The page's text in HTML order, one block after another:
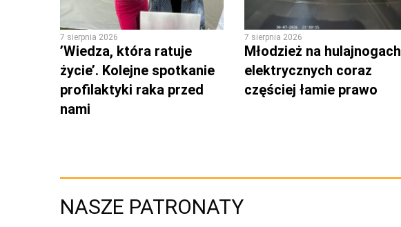
7 sierpnia 2026
’Wiedza, która ratuje
życie’. Kolejne spotkanie
profilaktyki raka przed
nami
7 sierpnia 2026
Młodzież na hulajnogach
elektrycznych coraz
częściej łamie prawo
NASZE PATRONATY